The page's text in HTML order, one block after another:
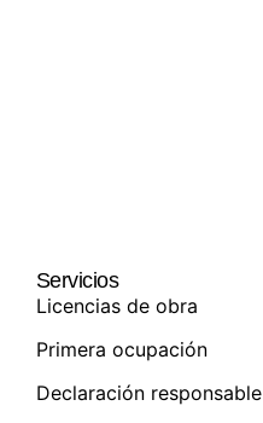
Servicios
Licencias de obra
Primera ocupación
Declaración responsable